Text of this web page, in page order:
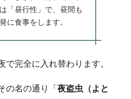
「昼行性」で、昼間も
に食事をします。
で完全に入れ替わります。
の名の通り「 夜盗虫（よと